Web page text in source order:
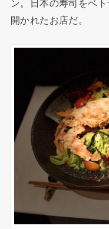
ン。日本の寿司をベ
開かれたお店だ。